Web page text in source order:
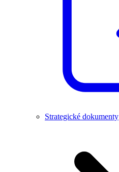
Strategické dokumenty